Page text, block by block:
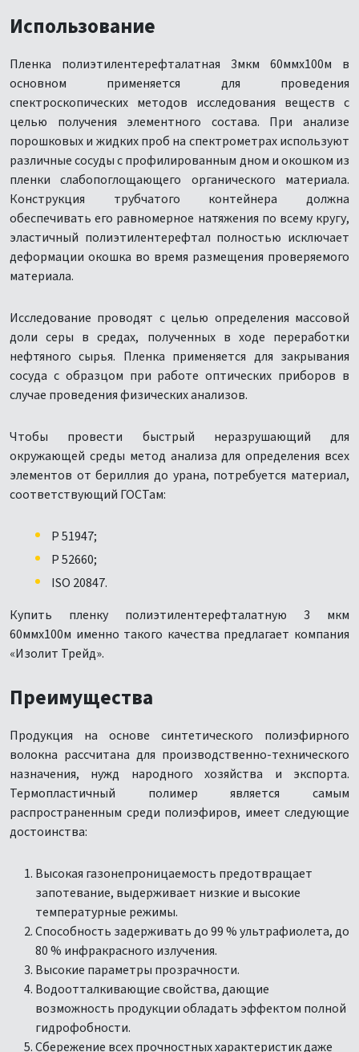
Использование
Пленка полиэтилентерефталатная 3мкм 60ммх100м в
основном применяется для проведения
спектроскопических методов исследования веществ с
целью получения элементного состава. При анализе
порошковых и жидких проб на спектрометрах используют
различные сосуды с профилированным дном и окошком из
пленки слабопоглощающего органического материала.
Конструкция трубчатого контейнера должна
обеспечивать его равномерное натяжения по всему кругу,
эластичный полиэтилентерефтал полностью исключает
деформации окошка во время размещения проверяемого
материала.
Исследование проводят с целью определения массовой
доли серы в средах, полученных в ходе переработки
нефтяного сырья. Пленка применяется для закрывания
сосуда с образцом при работе оптических приборов в
случае проведения физических анализов.
Чтобы провести быстрый неразрушающий для
окружающей среды метод анализа для определения всех
элементов от бериллия до урана, потребуется материал,
соответствующий ГОСТам:
Р 51947;
Р 52660;
ISO 20847.
Купить пленку полиэтилентерефталатную 3 мкм
60ммх100м именно такого качества предлагает компания
«Изолит Трейд».
Преимущества
Продукция на основе синтетического полиэфирного
волокна рассчитана для производственно-технического
назначения, нужд народного хозяйства и экспорта.
Термопластичный полимер является самым
распространенным среди полиэфиров, имеет следующие
достоинства:
Высокая газонепроницаемость предотвращает
запотевание, выдерживает низкие и высокие
температурные режимы.
Способность задерживать до 99 % ультрафиолета, до
80 % инфракрасного излучения.
Высокие параметры прозрачности.
Водоотталкивающие свойства, дающие
возможность продукции обладать эффектом полной
гидрофобности.
Сбережение всех прочностных характеристик даже